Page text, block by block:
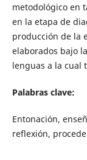
metodológico en
en la etapa de
producción de la
elaborados bajo
lenguas a la cual
Palabras clave:
Entonación,
reflexión,